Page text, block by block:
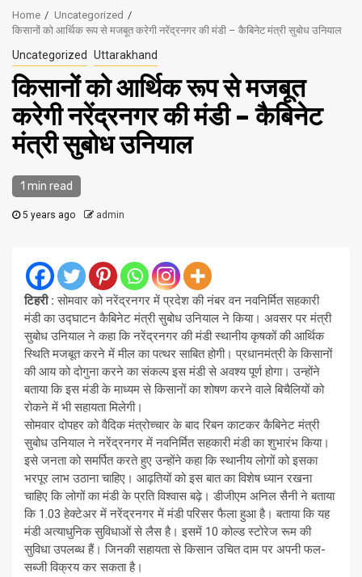
Home
Uncategorized
किसानों को आर्थिक रूप से मजबूत करेगी नरेंद्रनगर की मंडी – कैबिनेट मंत्री सुबोध उनियाल
Uncategorized Uttarakhand
किसानों को आर्थिक रूप से मजबूत
करेगी नरेंद्रनगर की मंडी – कैबिनेट
मंत्री सुबोध उनियाल
1 min read
5 years ago admin
टिहरी : सोमवार को नरेंद्रनगर में प्रदेश की नंबर वन नवनिर्मित सहकारी
मंडी का उद्घाटन कैबिनेट मंत्री सुबोध उनियाल ने किया। अवसर पर मंत्री
सुबोध उनियाल ने कहा कि नरेंद्रनगर की मंडी स्थानीय कृषकों की आर्थिक
स्थिति मजबूत करने में मील का पत्थर साबित होगी। प्रधानमंत्री के किसानों
की आय को दोगुना करने का संकल्प इस मंडी से अवश्य पूर्ण होगा। उन्होंने
बताया कि इस मंडी के माध्यम से किसानों का शोषण करने वाले बिचैलियों को
रोकने में भी सहायता मिलेगी।
सोमवार दोपहर को वैदिक मंत्रोच्चार के बाद रिबन काटकर कैबिनेट मंत्री
सुबोध उनियाल ने नरेंद्रनगर में नवनिर्मित सहकारी मंडी का शुभारंभ किया।
इसे जनता को समर्पित करते हुए उन्होंने कहा कि स्थानीय लोगों को इसका
भरपूर लाभ उठाना चाहिए। आढ़तियों को इस बात का विशेष ध्यान रखना
चाहिए कि लोगों का मंडी के प्रति विश्वास बढ़े। डीजीएम अनिल सैनी ने बताया
कि 1.03 हेक्टेअर में नरेंद्रनगर में मंडी परिसर फैला हुआ है। बताया कि यह
मंडी अत्याधुनिक सुविधाओं से लैस है। इसमें 10 कोल्ड स्टोरेज रूम की
सुविधा उपलब्ध हैं। जिनकी सहायता से किसान उचित दाम पर अपनी फल-
सब्जी विक्रय कर सकता है।